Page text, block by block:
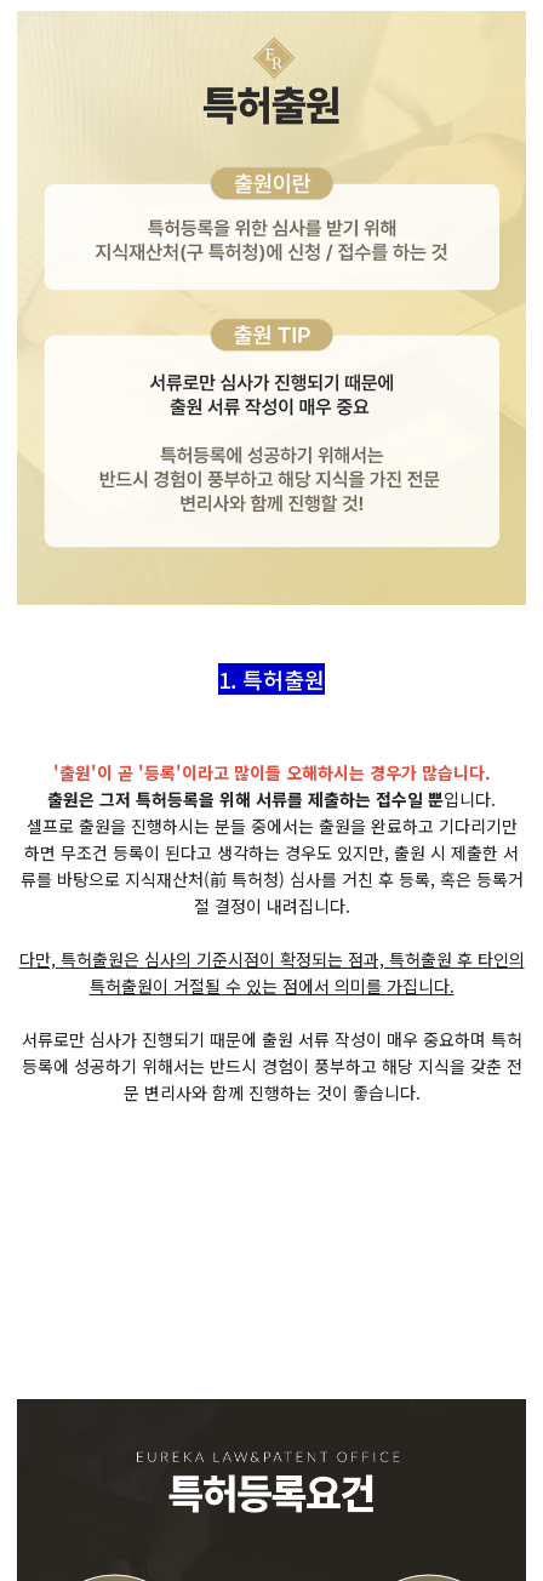
1. 특허출원
'출원'이 곧 '등록'이라고 많이들 오해하시는 경우가 많습니다.
출원은 그저 특허등록을 위해 서류를 제출하는 접수일 뿐입니다.
셀프로 출원을 진행하시는 분들 중에서는 출원을 완료하고 기다리기만
하면 무조건 등록이 된다고 생각하는 경우도 있지만, 출원 시 제출한 서
류를 바탕으로 지식재산처(前 특허청) 심사를 거친 후 등록, 혹은 등록거
절 결정이 내려집니다.
다만, 특허출원은 심사의 기준시점이 확정되는 점과, 특허출원 후 타인의
특허출원이 거절될 수 있는 점에서 의미를 가집니다.
서류로만 심사가 진행되기 때문에 출원 서류 작성이 매우 중요하며 특허
등록에 성공하기 위해서는 반드시 경험이 풍부하고 해당 지식을 갖춘 전
문 변리사와 함께 진행하는 것이 좋습니다.